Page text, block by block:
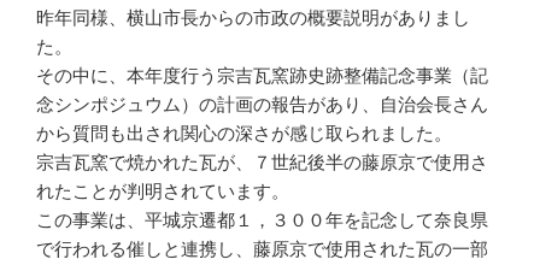
昨年同様、横山市長からの市政の概要説明がありまし
た。
その中に、本年度行う宗吉瓦窯跡史跡整備記念事業（記
念シンポジュウム）の計画の報告があり、自治会長さん
から質問も出され関心の深さが感じ取られました。
宗吉瓦窯で焼かれた瓦が、７世紀後半の藤原京で使用さ
れたことが判明されています。
この事業は、平城京遷都１，３００年を記念して奈良県
で行われる催しと連携し、藤原京で使用された瓦の一部